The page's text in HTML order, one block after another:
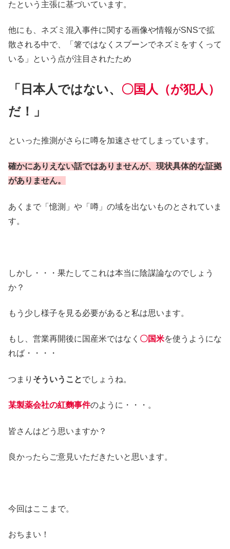
たという主張に基づいています。
他にも、ネズミ混入事件に関する画像や情報がSNSで拡
散される中で、「箸ではなくスプーンでネズミをすくって
いる」という点が注目されたため
「日本人ではない、 〇国人（が犯人）
だ！」
といった推測がさらに噂を加速させてしまっています。
確かにありえない話ではありませんが、現状具体的な証拠
がありません。
あくまで「憶測」や「噂」の域を出ないものとされていま
す。
しかし・・・果たしてこれは本当に陰謀論なのでしょう
か？
もう少し様子を見る必要があると私は思います。
もし、営業再開後に国産米ではなく 〇国米を使うようにな
れば・・・・
つまり そういうことでしょうね。
某製薬会社の紅麴事件のように・・・。
皆さんはどう思いますか？
良かったらご意見いただきたいと思います。
今回はここまで。
おちまい！